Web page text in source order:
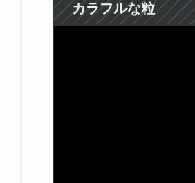
カラフルな粒